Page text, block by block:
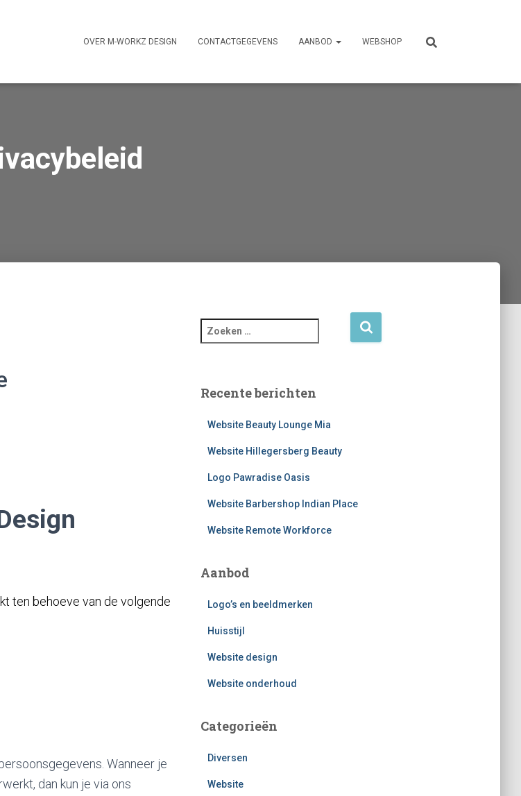
OVER M-WORKZ DESIGN CONTACTGEGEVENS AANBOD WEBSHOP
ten behoeve van de volgende
Wanneer je
dan kun je via ons
o
e
Recente berichten
Website Beauty Lounge Mia
Website Hillegersberg Beauty
Logo Pawradise Oasis
Website Barbershop Indian Place
Website Remote Workforce
Aanbod
Logo’s en beeldmerken
Huisstijl
Website design
Website onderhoud
Categorieën
Diversen
Website